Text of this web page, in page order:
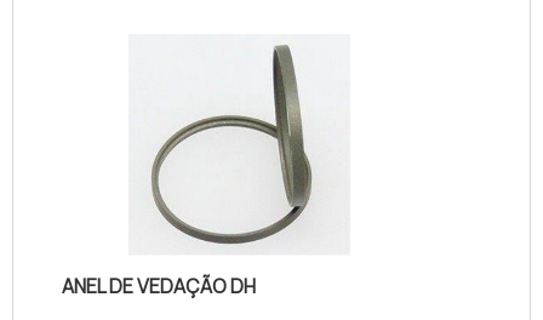
contra a outra devido à presença de
molas.Este produto tem a função de
evitar e prevenir vazamentos que
podem acontecer nas articulações
de uma tubulação por onde passam
gases, líquidos e flui.
ANEL DE VEDAÇÃO DH